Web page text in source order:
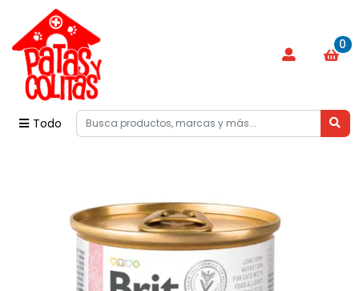
Todo
0